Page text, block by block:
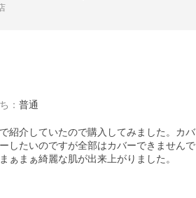
： 普通
紹介していたので購入してみました。カ
したいのですが全部はカバーできません
ぁまぁ綺麗な肌が出来上がりました。